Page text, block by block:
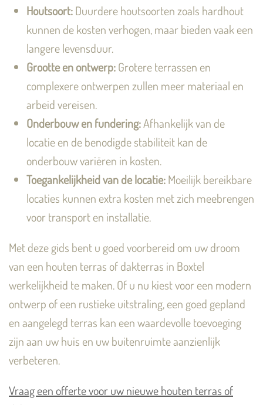
Houtsoort:Duurdere houtsoorten zoals hardhout
kunnen de kosten verhogen, maar bieden vaak een
langere levensduur.
Grootte en ontwerp:Grotere terrassen en
complexere ontwerpen zullen meer materiaal en
arbeid vereisen.
Onderbouw en fundering:Afhankelijk van de
locatie en de benodigde stabiliteit kan de
onderbouw variëren in kosten.
Toegankelijkheid van de locatie:Moeilijk bereikbare
locaties kunnen extra kosten met zich meebrengen
voor transport en installatie.
Met deze gids bent u goed voorbereid om uw droom
van een houten terras of dakterras in Boxtel
werkelijkheid te maken. Of u nu kiest voor een modern
ontwerp of een rustieke uitstraling, een goed gepland
en aangelegd terras kan een waardevolle toevoeging
zijn aan uw huis en uw buitenruimte aanzienlijk
verbeteren.
Vraag een offerte voor uw nieuwe houten terras of